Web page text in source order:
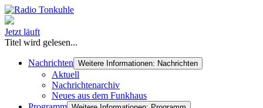
Jetzt läuft
Titel wird gelesen...
Nachrichten Weitere Informationen: Nachrichten
Aktuell
Nachrichtenarchiv
Neues aus dem Funkhaus